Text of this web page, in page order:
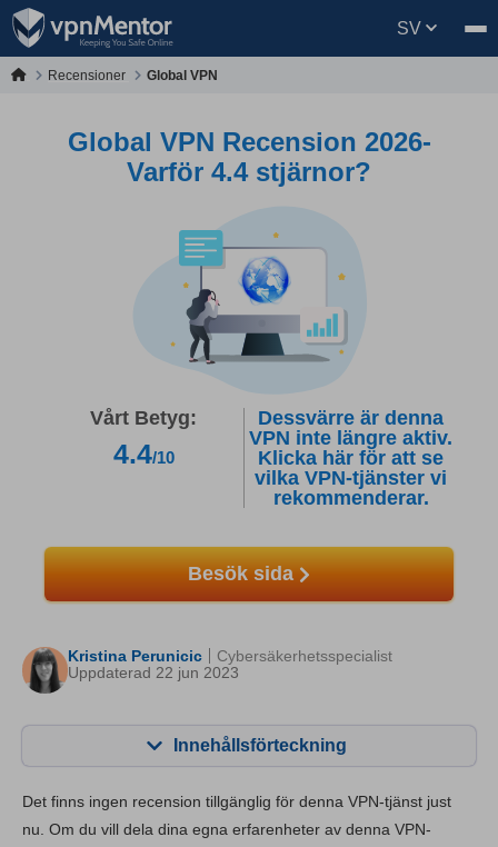
SV
Recensioner Global VPN
Global VPN Recension 2026-
Varför 4.4 stjärnor?
Vårt Betyg:
4.4/10
Dessvärre är denna
VPN inte längre aktiv.
Klicka här för att se
vilka VPN-tjänster vi
rekommenderar.
Besök sida
Kristina Perunicic
Uppdaterad 22 jun 2023
Cybersäkerhetsspecialist
Innehållsförteckning
Viktiga funktioner 8.0
Det finns ingen recension tillgänglig för denna VPN-tjänst just
nu. Om du vill dela dina egna erfarenheter av denna VPN-